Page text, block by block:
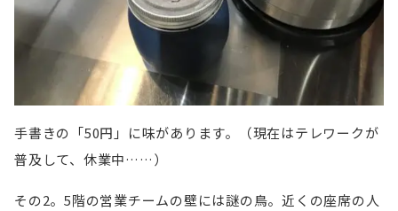
手書きの「50円」に味があります。（現在はテレワークが
普及して、休業中……）
その2。5階の営業チームの壁には謎の鳥。近くの座席の人